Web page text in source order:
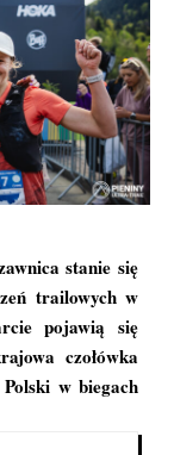
stanie się
trailowych w
pojawią się
czołówka
w biegach